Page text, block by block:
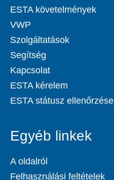
ESTA követelmények
VWP
Szolgáltatások
Segítség
Kapcsolat
ESTA kérelem
ESTA státusz ellenőrzése
Egyéb linkek
A oldalról
Felhasználási feltételek